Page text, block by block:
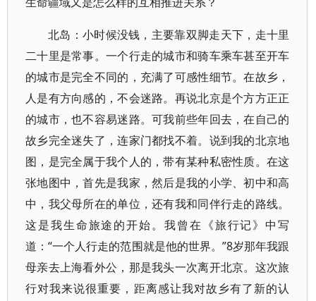
北岛：小时候没钱，主要靠双脚走天下，走十里
二十里是常事。一个行走的城市和骑车乘车甚至开车
的城市是完全不同的，充满了可感性细节。在故乡，
人是有方向感的，不会迷路。再说北京是个方方正正
的城市，也不容易迷路。可我前些年回去，在自己的
故乡完全迷失了，连家门都找不着。说到我的北京地
图，是完全属于我个人的，带有某种私密性质。在这
张地图中，首先是我家，然后是我的小学、初中和高
中，我父母所在的单位，还有我和同伴行走的路线。
这是我生命旅途的开始。我曾在《旅行记》中写
道：“一个人行走的范围就是他的世界。”8岁那年我跟
母亲去上海看外公，那是我头一次离开北京。这次旅
行对我来说很重要，距离感让我对故乡有了新的认